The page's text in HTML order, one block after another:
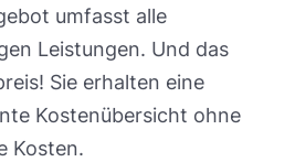
umfasst alle
Leistungen. Und das
Sie erhalten eine
Kostenübersicht ohne
Kosten.